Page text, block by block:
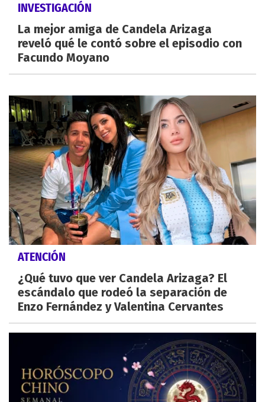
INVESTIGACIÓN
La mejor amiga de Candela Arizaga
reveló qué le contó sobre el episodio con
Facundo Moyano
ATENCIÓN
¿Qué tuvo que ver Candela Arizaga? El
escándalo que rodeó la separación de
Enzo Fernández y Valentina Cervantes